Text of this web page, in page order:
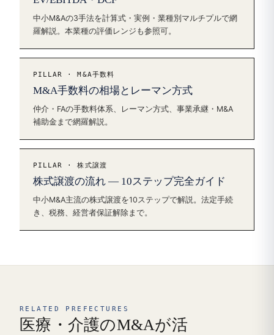
中小M&Aの3手法を計算式・実例・業種別マルチプルで網
羅解説。本業種の評価レンジも参照可。
PILLAR · M&A手数料
M&A手数料の相場とレーマン方式
仲介・FAの手数料体系、レーマン方式、事業承継・M&A
補助金まで網羅解説。
PILLAR · 株式譲渡
株式譲渡の流れ — 10ステップ完全ガイド
中小M&A主流の株式譲渡を10ステップで解説。法定手続
き、税務、経営者保証解除まで。
RELATED PREFECTURES
医療・介護のM&Aが活